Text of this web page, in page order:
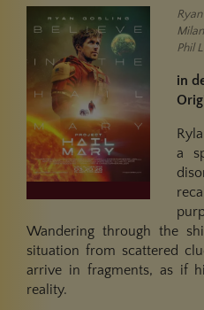
Phil
in
a
Wandering through the
situation from scattered
arrive in fragments, as if
reality.